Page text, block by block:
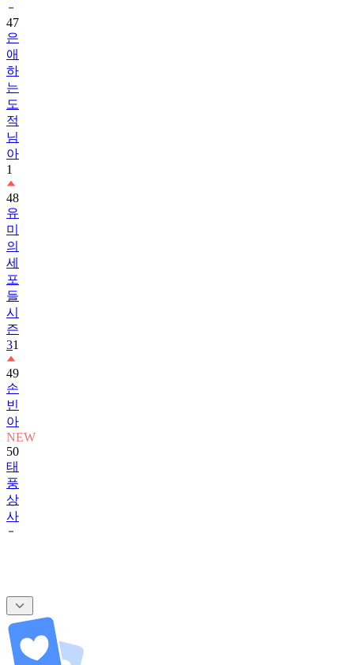
47
은
애
하
는
도
적
님
아
1
48
유
미
의
세
포
들
시
즌
31
49
손
빈
아
NEW
50
태
풍
상
사